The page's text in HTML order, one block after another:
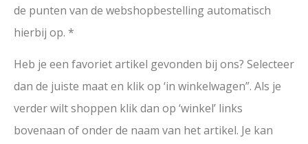
de punten van de webshopbestelling automatisch
hierbij op. *
Heb je een favoriet artikel gevonden bij ons? Selecteer
dan de juiste maat en klik op ‘in winkelwagen”. Als je
verder wilt shoppen klik dan op ‘winkel’ links
bovenaan of onder de naam van het artikel. Je kan